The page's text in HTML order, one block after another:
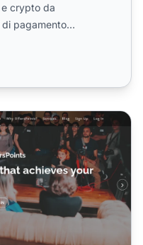
crypto da
pagamento